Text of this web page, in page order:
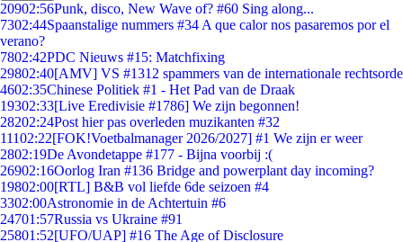
20902:56Punk, disco, New Wave of? #60 Sing along...
7302:44Spaanstalige nummers #34 A que calor nos pasaremos por el
verano?
7802:42PDC Nieuws #15: Matchfixing
29802:40[AMV] VS #1312 spammers van de internationale rechtsorde
4602:35Chinese Politiek #1 - Het Pad van de Draak
19302:33[Live Eredivisie #1786] We zijn begonnen!
28202:24Post hier pas overleden muzikanten #32
11102:22[FOK!Voetbalmanager 2026/2027] #1 We zijn er weer
2802:19De Avondetappe #177 - Bijna voorbij :(
26902:16Oorlog Iran #136 Bridge and powerplant day incoming?
19802:00[RTL] B&B vol liefde 6de seizoen #4
3302:00Astronomie in de Achtertuin #6
24701:57Russia vs Ukraine #91
25801:52[UFO/UAP] #16 The Age of Disclosure